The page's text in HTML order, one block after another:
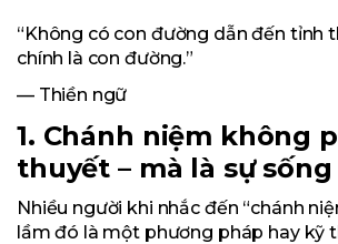
“Không có con đường dẫn đến tỉnh
chính là con đường.”
— Thiền ngữ
1. Chánh niệm không
thuyết – mà là sự sống
Nhiều người khi nhắc đến “chánh
lầm đó là một phương pháp hay kỹ